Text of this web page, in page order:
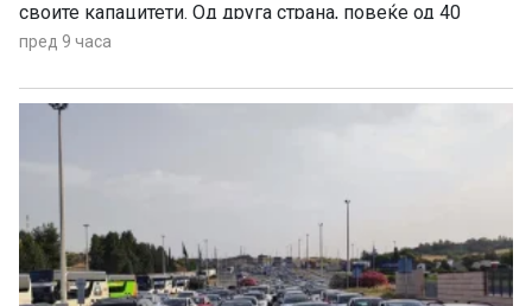
своите капацитети. Од друга страна, повеќе од 40
години се нема реализирано ниту една голема
единствена сериозна најава има за проектот за рудник
за бакар во Иловица.
пред 9 часа